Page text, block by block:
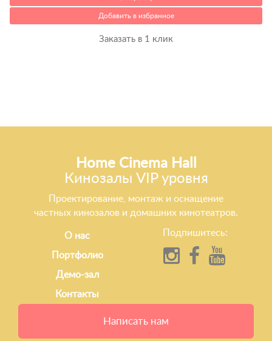
Добавить в избранное
Заказать в 1 клик
Home Cinema Hall
Кинозалы VIP уровня
Проектирование, монтаж и оснащение
частных кинозалов и домашних кинотеатров.
О нас
Портфолио
Демо-зал
Контакты
Подпишитесь:
Написать нам